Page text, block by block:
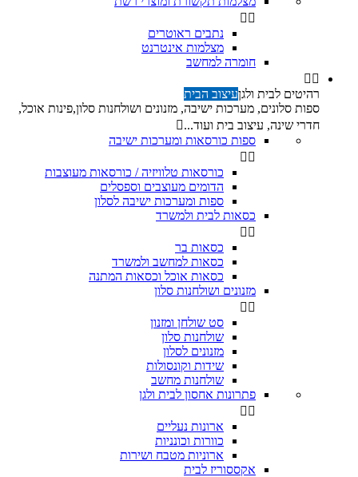
 
נתבים ראוטרים
מצלמות אינטרנט
חומרה למחשב
 
רהיטים לבית ולגןעיצוב הבית
ספות סלונים, מערכות ישיבה, מזנונים ושולחנות סלון,פינות אוכל,
חדרי שינה, עיצוב בית ועוד...
ספות כורסאות ומערכות ישיבה
 
כורסאות טלוויזיה / כורסאות מעוצבות
הדומים מעוצבים וספסלים
ספות ומערכות ישיבה לסלון
כסאות לבית ולמשרד
 
כסאות בר
כסאות למחשב ולמשרד
כסאות אוכל וכסאות המתנה
מזנונים ושולחנות סלון
 
סט שולחן ומזנון
שולחנות סלון
מזנונים לסלון
שידות וקונסולות
שולחנות מחשב
פתרונות אחסון לבית ולגן
 
ארונות נעליים
כוורות וכונניות
ארוניות מטבח ושירות
אקססוריז לבית